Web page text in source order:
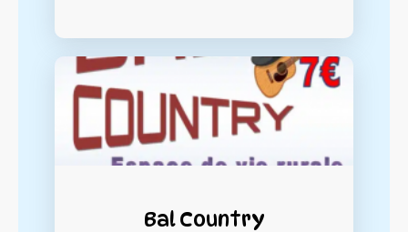
Bal Country